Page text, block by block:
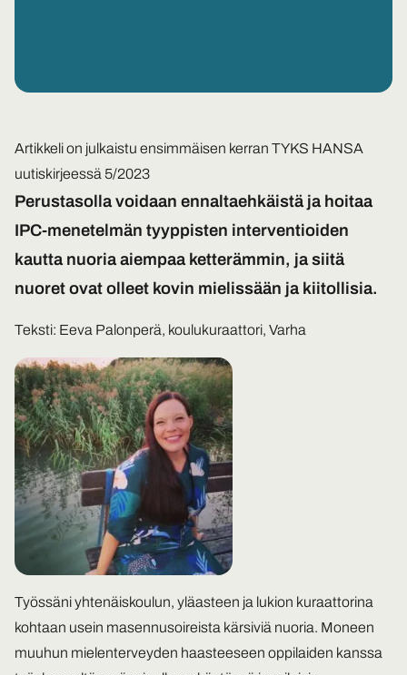
Artikkeli on julkaistu ensimmäisen kerran TYKS HANSA
uutiskirjeessä 5/2023
Perustasolla voidaan ennaltaehkäistä ja hoitaa
IPC-menetelmän tyyppisten interventioiden
kautta nuoria aiempaa ketterämmin, ja siitä
nuoret ovat olleet kovin mielissään ja kiitollisia.
Teksti: Eeva Palonperä, koulukuraattori, Varha
Työssäni yhtenäiskoulun, yläasteen ja lukion kuraattorina
kohtaan usein masennusoireista kärsiviä nuoria. Moneen
muuhun mielenterveyden haasteeseen oppilaiden kanssa